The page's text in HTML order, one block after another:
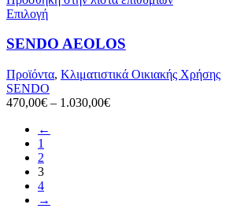
ΕπιλογήΑυτό
προϊόν
πολλαπλές
παραλλαγές.
Οι
επιλογές
SENDO AEOLOS
Προϊόντα, Κλιματιστικά Οικιακής Χρήσης
SENDO
470,00€ – 1.030,00€
←
1
2
3
4
→